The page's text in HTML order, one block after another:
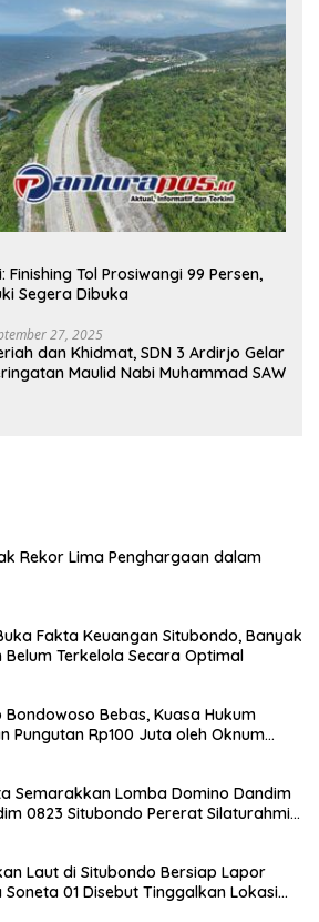
Finishing Tol Prosiwangi 99 Persen,
Segera Dibuka
27, 2025
dan Khidmat, SDN 3 Ardirjo Gelar
Maulid Nabi Muhammad SAW
Rekor Lima Penghargaan dalam
Fakta Keuangan Situbondo, Banyak
Belum Terkelola Secara Optimal
Bebas, Kuasa Hukum
Pungutan Rp100 Juta oleh Oknum
Semarakkan Lomba Domino Dandim
0823 Situbondo Pererat Silaturahmi
Laut di Situbondo Bersiap Lapor
Soneta 01 Disebut Tinggalkan Lokasi